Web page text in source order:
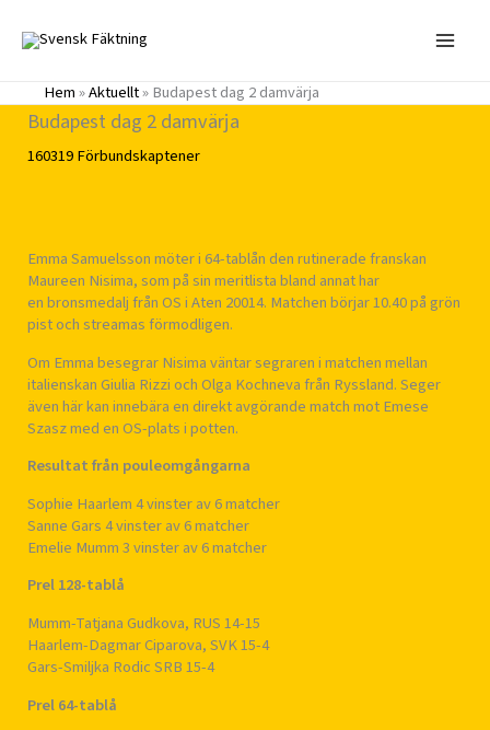
innehåll
Hem»Aktuellt»Budapest dag 2 damvärja
Budapest dag 2 damvärja
160319Förbundskaptener
Emma Samuelsson möter i 64-tablån den rutinerade franskan
Maureen Nisima, som på sin meritlista bland annat har
en bronsmedalj från OS i Aten 20014. Matchen börjar 10.40 på grön
pist och streamas förmodligen.
Om Emma besegrar Nisima väntar segraren i matchen mellan
italienskan Giulia Rizzi och Olga Kochneva från Ryssland. Seger
även här kan innebära en direkt avgörande match mot Emese
Szasz med en OS-plats i potten.
Resultat från pouleomgångarna
Sophie Haarlem 4 vinster av 6 matcher
Sanne Gars 4 vinster av 6 matcher
Emelie Mumm 3 vinster av 6 matcher
Prel 128-tablå
Mumm-Tatjana Gudkova, RUS 14-15
Haarlem-Dagmar Ciparova, SVK 15-4
Gars-Smiljka Rodic SRB 15-4
Prel 64-tablå